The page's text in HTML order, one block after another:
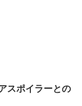
スポイラーとの